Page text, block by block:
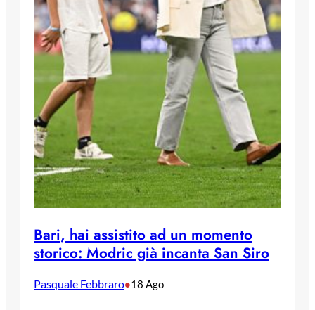
Bari, hai assistito ad un momento
storico: Modric già incanta San Siro
Pasquale Febbraro•18 Ago